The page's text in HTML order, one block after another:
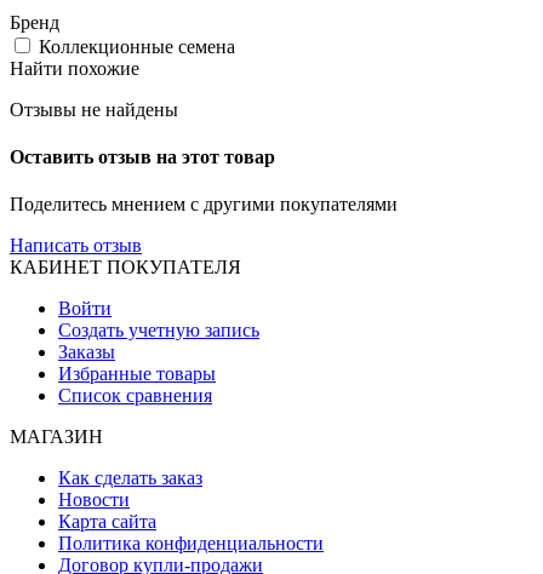
Бренд
Коллекционные семена
Найти похожие
Отзывы не найдены
Оставить отзыв на этот товар
Поделитесь мнением с другими покупателями
Написать отзыв
КАБИНЕТ ПОКУПАТЕЛЯ
Войти
Создать учетную запись
Заказы
Избранные товары
Список сравнения
МАГАЗИН
Как сделать заказ
Новости
Карта сайта
Политика конфиденциальности
Договор купли-продажи